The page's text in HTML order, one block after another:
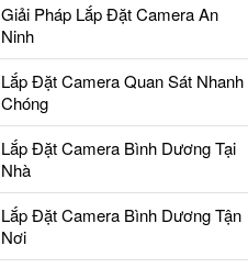
Giải Pháp Lắp Đặt Camera An
Ninh
Lắp Đặt Camera Quan Sát Nhanh
Chóng
Lắp Đặt Camera Bình Dương Tại
Nhà
Lắp Đặt Camera Bình Dương Tận
Nơi